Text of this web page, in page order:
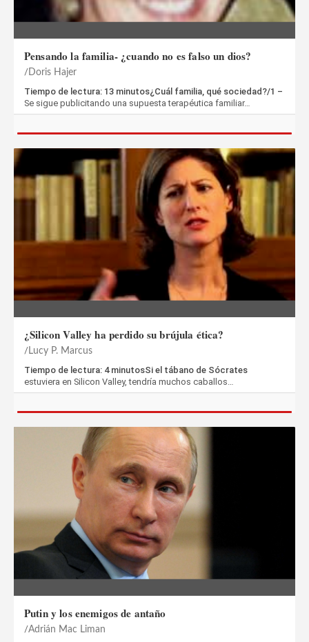
Pensando la familia- ¿cuando no es falso un dios?
Doris Hajer
Tiempo de lectura: 13 minutos¿Cuál familia, qué sociedad?/1 –
Se sigue publicitando una supuesta terapéutica familiar…
¿Silicon Valley ha perdido su brújula ética?
Lucy P. Marcus
Tiempo de lectura: 4 minutosSi el tábano de Sócrates
estuviera en Silicon Valley, tendría muchos caballos…
Putin y los enemigos de antaño
Adrián Mac Liman